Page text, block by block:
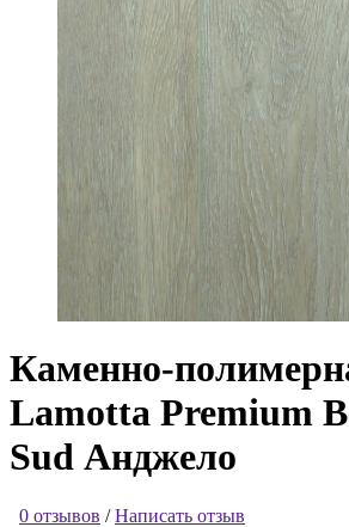
Каменно-
Lamotta Premium
Sud Анджело
0 отзывов /Написать отзыв